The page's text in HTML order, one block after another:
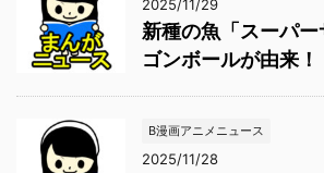
2025/11/29
新種の魚「スーパ
ゴンボールが由来！
B漫画アニメニュース
2025/11/28